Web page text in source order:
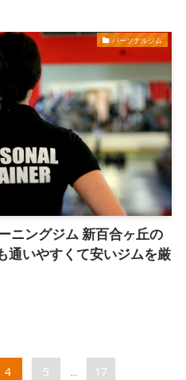
パーソナルジム
ニングジム 新百合ヶ丘の
通いやすくて安いジムを厳
4 5 ... 17